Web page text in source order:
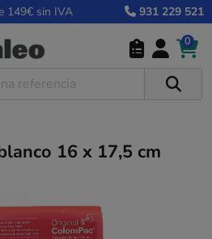
149€ sin IVA 931 229 521
0
16 x 17,5 cm